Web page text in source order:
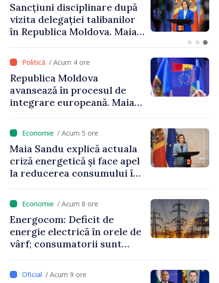
Adunarea Populară a
Găgăuziei trebuie să aibă un
mandat deplin. Președinta
libere și corecte””
/ Acum 4 ore
Republica Moldova
avansează în procesul de
integrare europeană. Maia
niciun stat”
/ Acum 5 ore
Maia Sandu explică actuala
criză energetică și face apel
la reducerea consumului în
putem menține prețurile la
un nivel mai mic”
/ Acum 8 ore
Energocom: Deficit de
energie electrică în orele de
vârf; consumatorii sunt
/ Acum 9 ore